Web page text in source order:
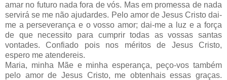
amar no futuro nada fora de vós. Mas em promessa de nada
servirá se me não ajudardes. Pelo amor de Jesus Cristo dai-
me a perseverança e o vosso amor; dai-me a luz e a força
de que necessito para cumprir todas as vossas santas
vontades. Confiado pois nos méritos de Jesus Cristo,
espero me atendereis.
Maria, minha Mãe e minha esperança, peço-vos também
pelo amor de Jesus Cristo, me obtenhais essas graças.